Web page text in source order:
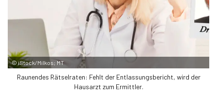
© iStock/Milkos; MT
Raunendes Rätselraten: Fehlt der Entlassungsbericht, wird der
Hausarzt zum Ermittler.